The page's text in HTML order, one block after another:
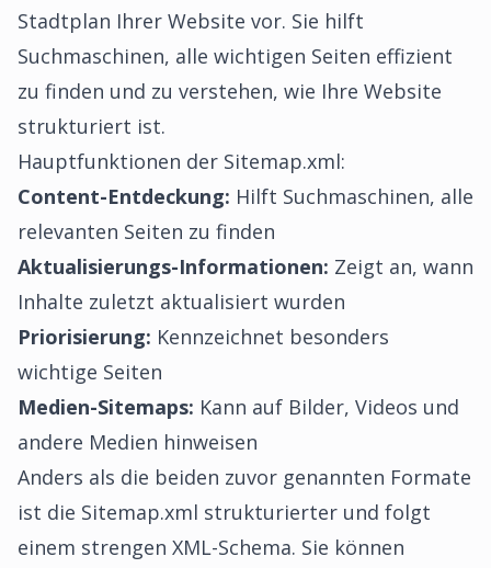
Stadtplan Ihrer Website vor. Sie hilft
Suchmaschinen, alle wichtigen Seiten effizient
zu finden und zu verstehen, wie Ihre Website
strukturiert ist.
Hauptfunktionen der Sitemap.xml:
Content-Entdeckung: Hilft Suchmaschinen, alle
relevanten Seiten zu finden
Aktualisierungs-Informationen: Zeigt an, wann
Inhalte zuletzt aktualisiert wurden
Priorisierung: Kennzeichnet besonders
wichtige Seiten
Medien-Sitemaps: Kann auf Bilder, Videos und
andere Medien hinweisen
Anders als die beiden zuvor genannten Formate
ist die Sitemap.xml strukturierter und folgt
einem strengen XML-Schema. Sie können